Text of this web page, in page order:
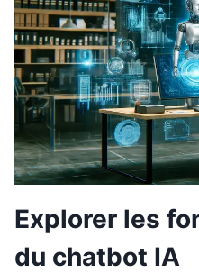
Explorer les
du chatbot IA